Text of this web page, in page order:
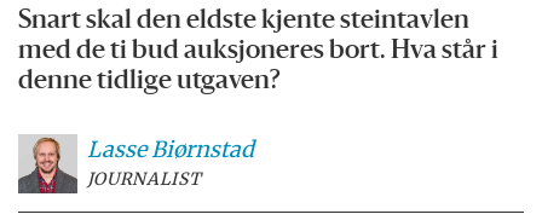
Snart skal den eldste kjente steintavlen
med de ti bud auksjoneres bort. Hva står i
denne tidlige utgaven?
LasseBiørnstad
JOURNALIST